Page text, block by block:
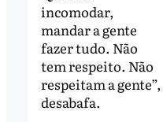
incomodar,
mandar a gente
fazer tudo. Não
tem respeito. Não
respeitam a gente”,
desabafa.